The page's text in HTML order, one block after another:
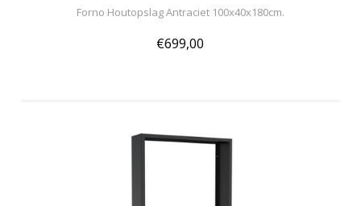
Forno Houtopslag Antraciet 100x40x180cm.
€699,00